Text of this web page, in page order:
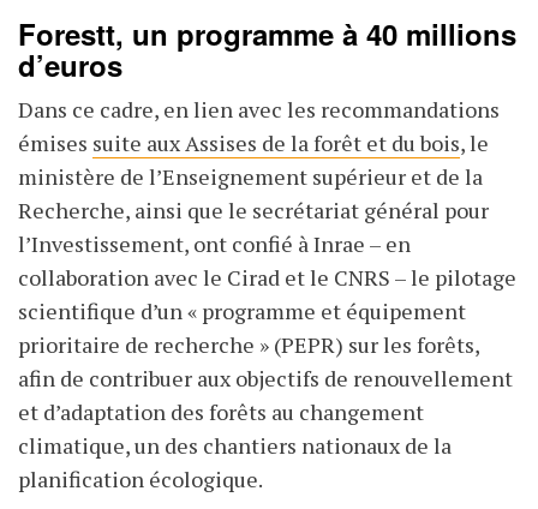
Forestt, un programme à 40 millions
d’euros
Dans ce cadre, en lien avec les recommandations
émises suite aux Assises de la forêt et du bois, le
ministère de lʼEnseignement supérieur et de la
Recherche, ainsi que le secrétariat général pour
l’Investissement, ont confié à Inrae – en
collaboration avec le Cirad et le CNRS – le pilotage
scientifique d’un « programme et équipement
prioritaire de recherche » (PEPR) sur les forêts,
afin de contribuer aux objectifs de renouvellement
et d’adaptation des forêts au changement
climatique, un des chantiers nationaux de la
planification écologique.